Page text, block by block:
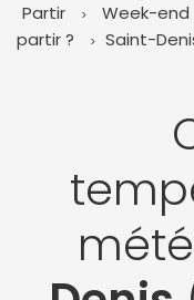
Partir Week-end
partir ?
Saint-
Juillet
Août